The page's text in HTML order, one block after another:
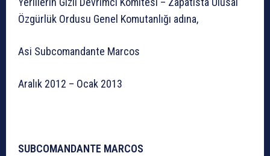
Özgürlük Ordusu Genel Komutanlığı adına,
Asi Subcomandante Marcos
Aralık 2012 – Ocak 2013
SUBCOMANDANTE MARCOS